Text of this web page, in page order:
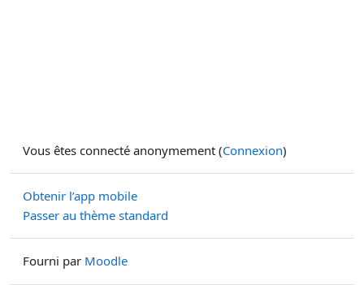
Vous êtes connecté anonymement (Connexion)
Obtenir l’app mobile
Passer au thème standard
Fourni par Moodle